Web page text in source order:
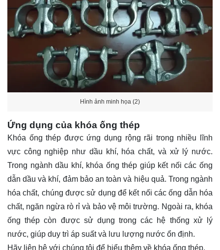
Hình ảnh minh họa (2)
Ứng dụng của khóa ống thép
Khóa ống thép được ứng dụng rộng rãi trong nhiều lĩnh
vực công nghiệp như dầu khí, hóa chất, và xử lý nước.
Trong ngành dầu khí, khóa ống thép giúp kết nối các ống
dẫn dầu và khí, đảm bảo an toàn và hiệu quả. Trong ngành
hóa chất, chúng được sử dụng để kết nối các ống dẫn hóa
chất, ngăn ngừa rò rỉ và bảo vệ môi trường. Ngoài ra, khóa
ống thép còn được sử dụng trong các hệ thống xử lý
nước, giúp duy trì áp suất và lưu lượng nước ổn định.
Hãy liên hệ với chúng tôi để hiểu thêm về khóa ống thép.